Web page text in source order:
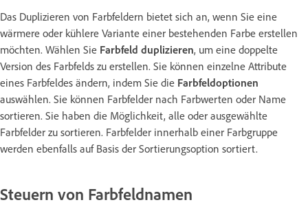
Das Duplizieren von Farbfeldern bietet sich an, wenn Sie eine
wärmere oder kühlere Variante einer bestehenden Farbe erstellen
möchten. Wählen Sie Farbfeld duplizieren, um eine doppelte
Version des Farbfelds zu erstellen. Sie können einzelne Attribute
eines Farbfeldes ändern, indem Sie die Farbfeldoptionen
auswählen. Sie können Farbfelder nach Farbwerten oder Name
sortieren. Sie haben die Möglichkeit, alle oder ausgewählte
Farbfelder zu sortieren. Farbfelder innerhalb einer Farbgruppe
werden ebenfalls auf Basis der Sortierungsoption sortiert.
Steuern von Farbfeldnamen